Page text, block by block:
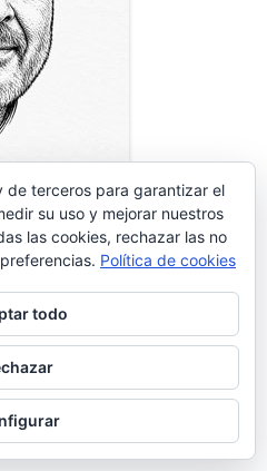
hace mas de 35 años en
proyectos
las nuevas tecnologías, es
aplicaciones informáticas y
de terceros para garantizar el
su uso y mejorar nuestros
las cookies, rechazar las no
Política de cookies
todo